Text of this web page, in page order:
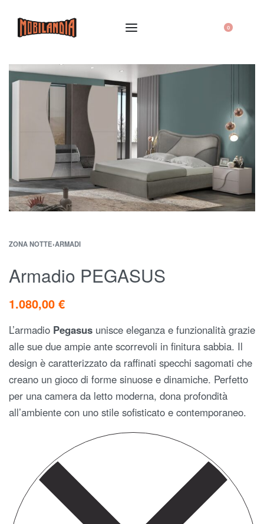
0
ZONA NOTTE›ARMADI
Armadio PEGASUS
1.080,00 €
L’armadio Pegasus unisce eleganza e funzionalità grazie
alle sue due ampie ante scorrevoli in finitura sabbia. Il
design è caratterizzato da raffinati specchi sagomati che
creano un gioco di forme sinuose e dinamiche. Perfetto
per una camera da letto moderna, dona profondità
all’ambiente con uno stile sofisticato e contemporaneo.